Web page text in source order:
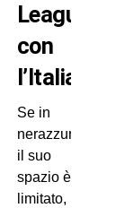
League
con
l’Italia
Se in
nerazzurro
il suo
spazio è
limitato,